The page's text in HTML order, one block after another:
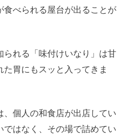
食べられる屋台が出ることが
られる「味付けいなり」は甘
胃にもスッと入ってきま
、個人の和食店が出店してい
ではなく、その場で詰めてい